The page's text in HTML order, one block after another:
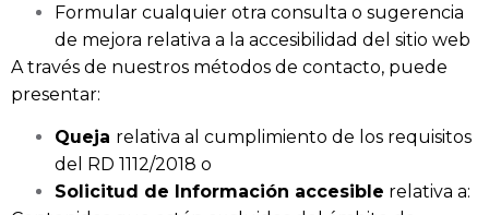
Formular cualquier otra consulta o sugerencia
de mejora relativa a la accesibilidad del sitio web
A través de nuestros métodos de contacto, puede
presentar:
Queja relativa al cumplimiento de los requisitos
del RD 1112/2018 o
Solicitud de Información accesible relativa a: